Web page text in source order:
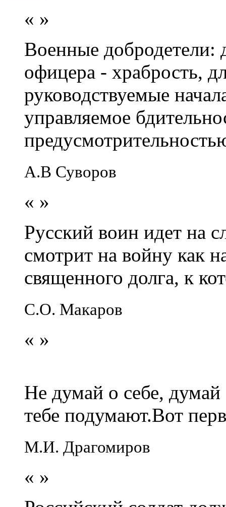
« »
Военные добродетели:
офицера - храбрость,
руководствуемые
управляемое
А.В Суворов
« »
Русский воин идет на
смотрит на войну как
священного долга, к
С.О. Макаров
« »
Не думай о себе,
тебе подумают.Вот
М.И. Драгомиров
« »